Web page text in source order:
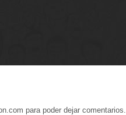
para poder dejar comentarios.